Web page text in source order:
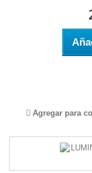
Agregar para